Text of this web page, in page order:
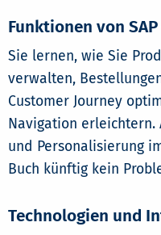
Funktionen von
Sie lernen, wie Sie
verwalten,
Customer Journey
Navigation erleichtern.
und Personalisierung
Buch künftig kein
Technologien und